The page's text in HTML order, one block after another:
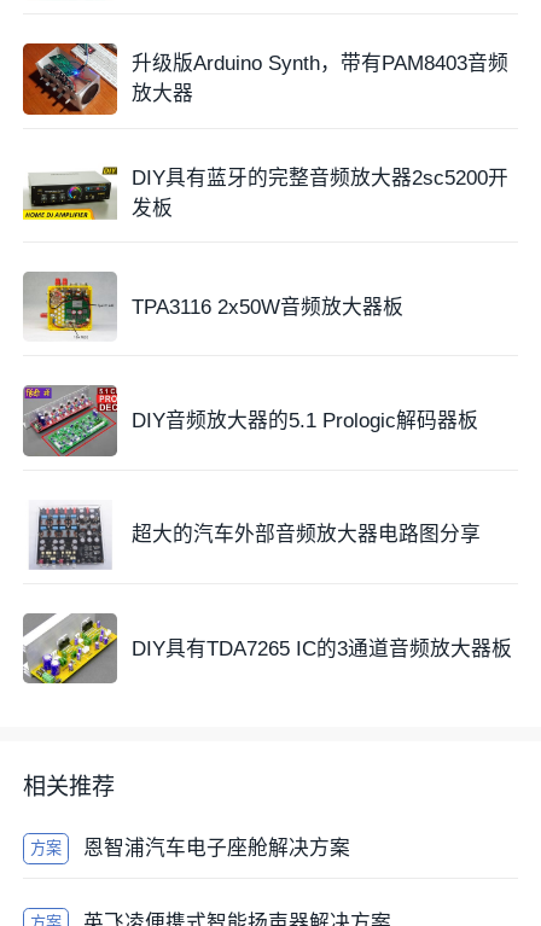
升级版Arduino Synth，带有PAM8403音频
放大器
DIY具有蓝牙的完整音频放大器2sc5200开
发板
TPA3116 2x50W音频放大器板
DIY音频放大器的5.1 Prologic解码器板
超大的汽车外部音频放大器电路图分享
DIY具有TDA7265 IC的3通道音频放大器板
相关推荐
方案 恩智浦汽车电子座舱解决方案